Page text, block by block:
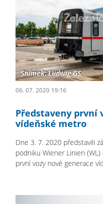
06. 07. 2020 19:16
Představeny první
vídeňské metro
Dne 3. 7. 2020 představili
podniku Wiener Linien
první vozy nové generace